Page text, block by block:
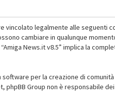
vincolato legalmente alle seguenti
cambiare in qualunque
News.it v8.5” implica la
software per la creazione di
phpBB Group non è responsabile